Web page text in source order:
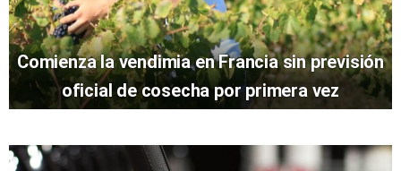
Comienza la vendimia en Francia sin previsión
oficial de cosecha por primera vez